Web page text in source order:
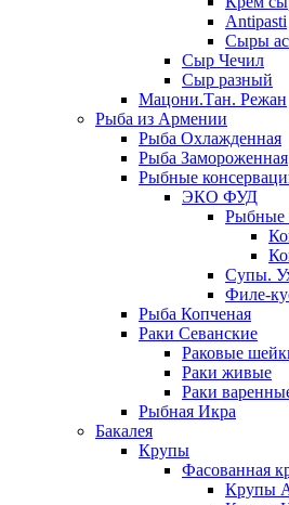
Antipasti
Сыры
Сыр Чечил
Сыр разный
Мацони.Тан. Режан
Рыба из Армении
Рыба Охлажденная
Рыба Замороженная
Рыбные
ЭКО ФУД
Рыбные
Супы.
Филе-
Рыба Копченая
Раки Севанские
Раковые
Раки живые
Раки
Рыбная Икра
Бакалея
Крупы
Фасованная
Крупы